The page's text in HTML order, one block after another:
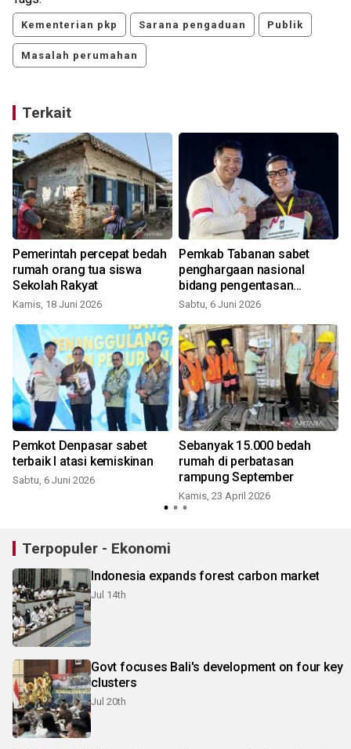
Kementerian pkp Sarana pengaduan Publik
Masalah perumahan
Terkait
Pemerintah percepat bedah
rumah orang tua siswa
Sekolah Rakyat
Kamis, 18 Juni 2026
Pemkab Tabanan sabet
penghargaan nasional
bidang pengentasan
stunting dan kemiskinan
Sabtu, 6 Juni 2026
Pemkot Denpasar sabet
terbaik I atasi kemiskinan
Sabtu, 6 Juni 2026
Sebanyak 15.000 bedah
rumah di perbatasan
rampung September
Kamis, 23 April 2026
Terpopuler - Ekonomi
Indonesia expands forest carbon market
Jul 14th
Govt focuses Bali's development on four key
clusters
Jul 20th